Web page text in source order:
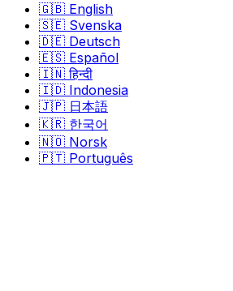
🇬🇧 English
🇸🇪 Svenska
🇩🇪 Deutsch
🇪🇸 Español
🇮🇳हिन्दी
🇮🇩 Indonesia
🇯🇵 日本語
🇰🇷 한국어
🇳🇴 Norsk
🇵🇹 Português